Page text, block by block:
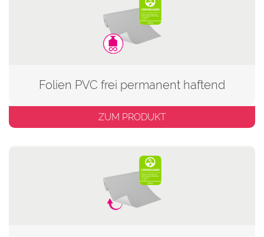
Folien PVC frei permanent haftend
ZUM PRODUKT